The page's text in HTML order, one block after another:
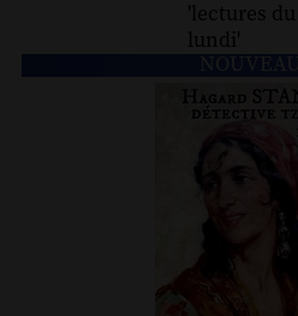
'lectures du
lundi'